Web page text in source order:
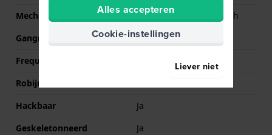
Mechanisme
Mechanisch automatisch
Gangreserve
38
Frequentie
Robijnen
Hackbaar
Ja
Geskeletonneerd
Ja
Alles accepteren
Cookie-instellingen
Liever niet